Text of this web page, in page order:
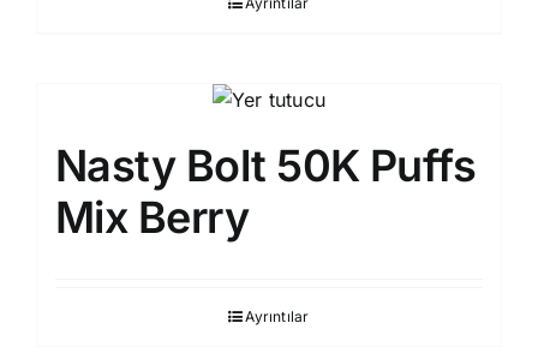
Nasty Bolt 50K Puffs
Mix Berry
Ayrıntılar